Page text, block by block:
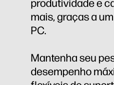
produtividade e
mais, graças a
PC.
Mantenha seu
desempenho